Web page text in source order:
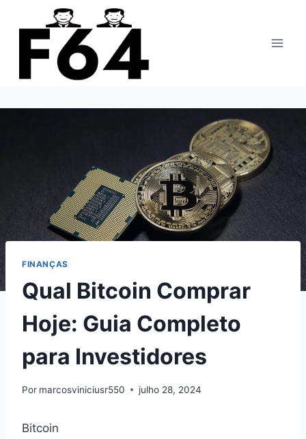
para
FINANÇAS
Qual Bitcoin Comprar
Hoje: Guia Completo
para Investidores
Por marcosviniciusr550 julho 28, 2024
Bitcoin